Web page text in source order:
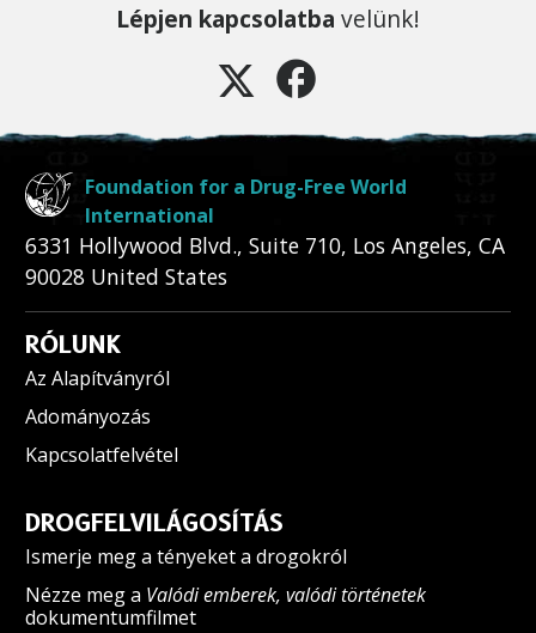
Lépjen kapcsolatba velünk!
Foundation for a Drug-Free World
International
6331 Hollywood Blvd., Suite 710, Los Angeles, CA
90028 United States
RÓLUNK
Az Alapítványról
Adományozás
Kapcsolatfelvétel
DROGFELVILÁGOSÍTÁS
Ismerje meg a tényeket a drogokról
Nézze meg a Valódi emberek, valódi történetek
dokumentumfilmet